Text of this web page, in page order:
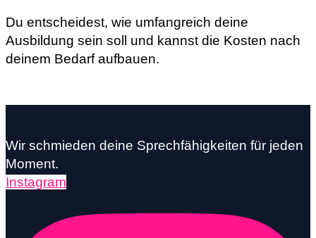
Du entscheidest, wie umfangreich deine
Ausbildung sein soll und kannst die Kosten nach
deinem Bedarf aufbauen.
Wir schmieden deine Sprechfähigkeiten für jeden
Moment.
Instagram